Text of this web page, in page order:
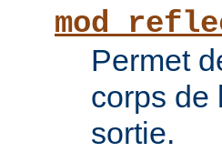
Permet
corps de
sortie.